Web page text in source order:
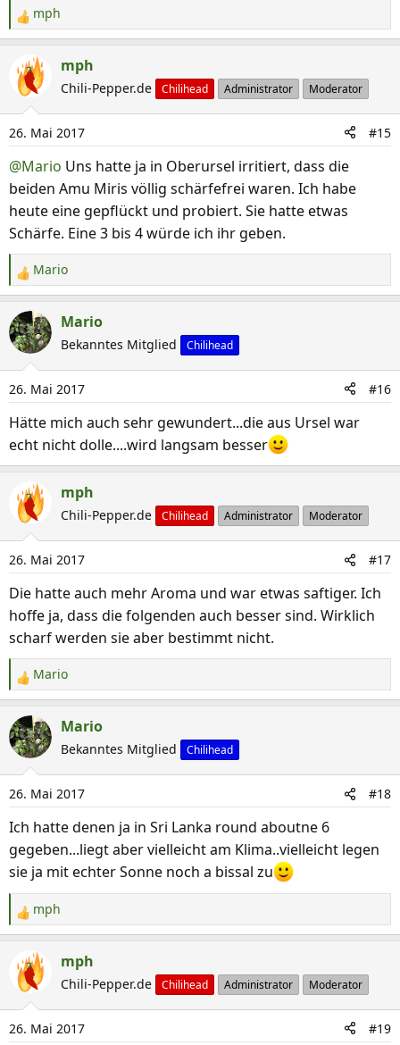
:R
e
a
k
i
o
n
e
n
:
mph
mph
Chili-Pepper.de Chilihead Administrator Moderator
26. Mai 2017 #15
@Mario Uns hatte ja in Oberursel irritiert, dass die
beiden Amu Miris völlig schärfefrei waren. Ich habe
heute eine gepflückt und probiert. Sie hatte etwas
Schärfe. Eine 3 bis 4 würde ich ihr geben.
R
e
a
k
t
i
o
n
n
Mario
Mario
Bekanntes Mitglied Chilihead
26. Mai 2017 #16
Hätte mich auch sehr gewundert...die aus Ursel war
echt nicht dolle....wird langsam besser
mph
Chili-Pepper.de Chilihead Administrator Moderator
26. Mai 2017 #17
Die hatte auch mehr Aroma und war etwas saftiger. Ich
hoffe ja, dass die folgenden auch besser sind. Wirklich
scharf werden sie aber bestimmt nicht.
R
e
a
k
t
i
o
n
n
:
Mario
Mario
Bekanntes Mitglied Chilihead
26. Mai 2017 #18
Ich hatte denen ja in Sri Lanka round aboutne 6
gegeben...liegt aber vielleicht am Klima..vielleicht legen
sie ja mit echter Sonne noch a bissal zu
R
e
a
k
i
o
mph
mph
Chili-Pepper.de Chilihead Administrator Moderator
26. Mai 2017 #19